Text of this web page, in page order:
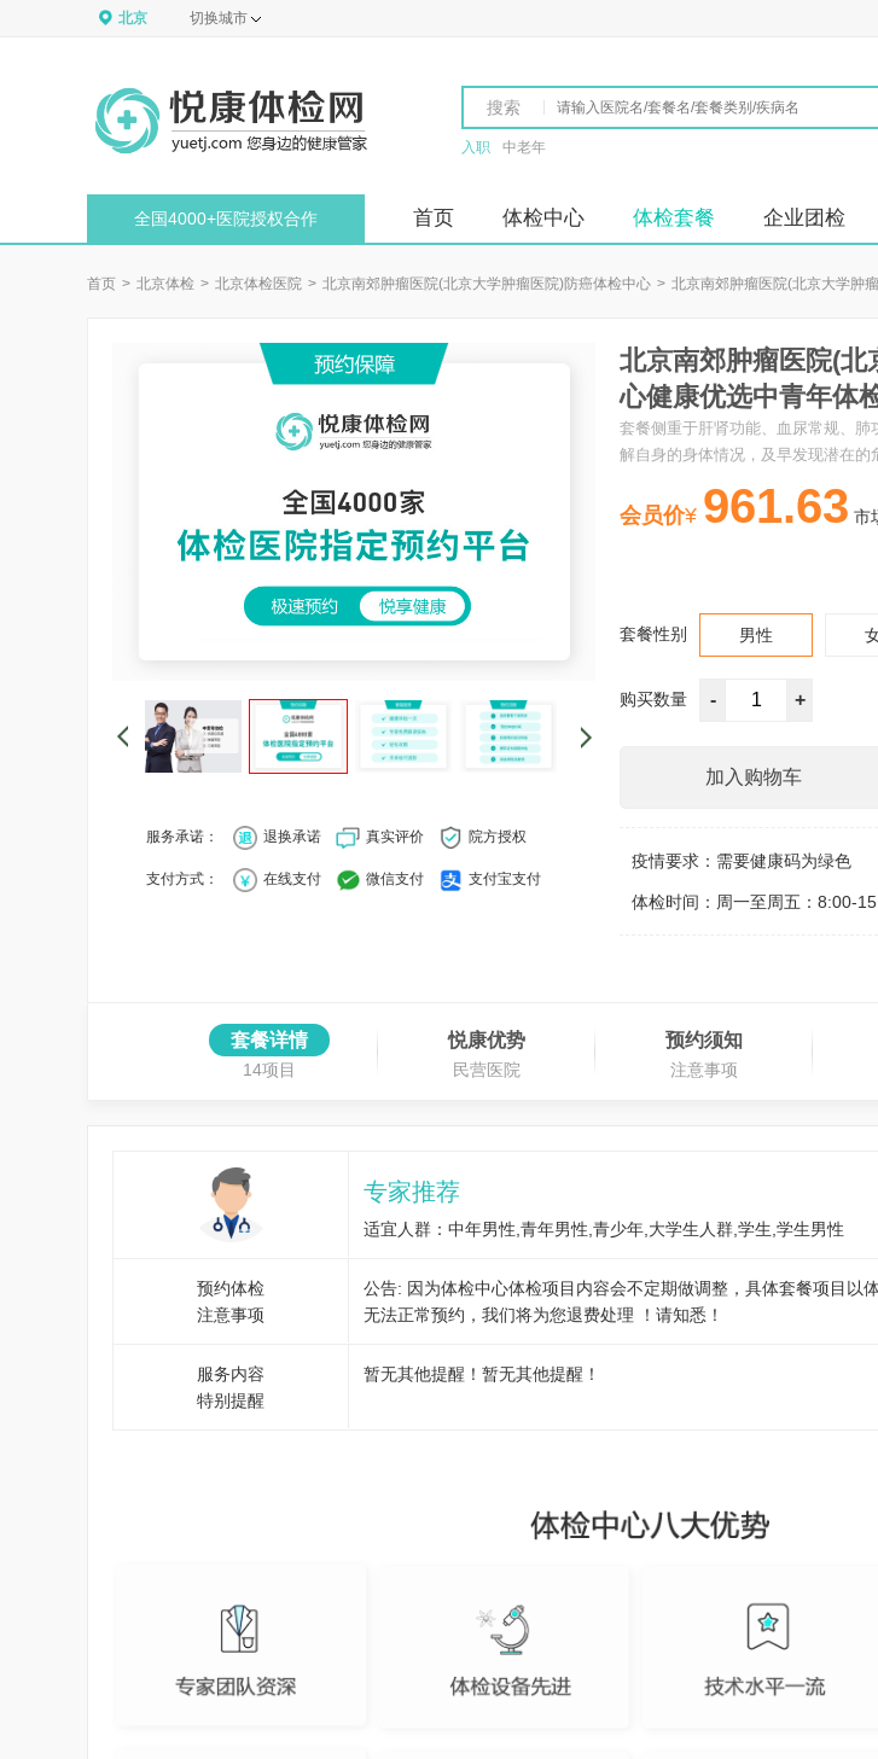
北京 切换城市
搜索
入职 中老年
全国4000+医院授权合作 首页 体检中心 体检套餐 企业团检
首页 > 北京体检 > 北京体检医院 > 北京南郊肿瘤医院(北京大学肿瘤医院)防癌体检中心 > 北京南郊肿瘤医院(北京大学肿
服务承诺： 退换承诺 真实评价 院方授权
支付方式： 在线支付 微信支付 支付宝支付
北京南郊肿瘤医院(北
心健康优选中青年体
套餐侧重于肝肾功能、血尿常规、
解自身的身体情况，及早发现潜在的
会员价¥ 961.63 市
套餐性别 男性
购买数量 - +
加入购物车
疫情要求： 需要健康码为绿色
体检时间：周一至周五：8:00-
套餐详情
14项目
悦康优势
民营医院
预约须知
注意事项
专家推荐
适宜人群：中年男性,青年男性,青少年,大学生人群,学生,学生男性
预约体检
注意事项
公告: 因为体检中心体检项目内容会不定期做调整，具体套餐项目以
无法正常预约，我们将为您退费处理 ！请知悉！
服务内容
特别提醒
暂无其他提醒！暂无其他提醒！